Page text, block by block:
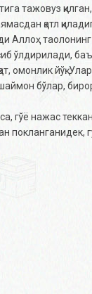
тажовуз
қатл
Аллоҳ
ўлдирилади,
омонлик йўқ.
бўлар,
гўё нажас
покланганидек,